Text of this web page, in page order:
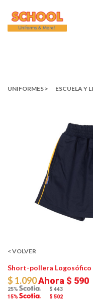
UNIFORMES > ESCUELA Y
< VOLVER
Short-pollera Logosófico
$ 1.090Ahora $ 590
25%
$ 443
15%
$ 502